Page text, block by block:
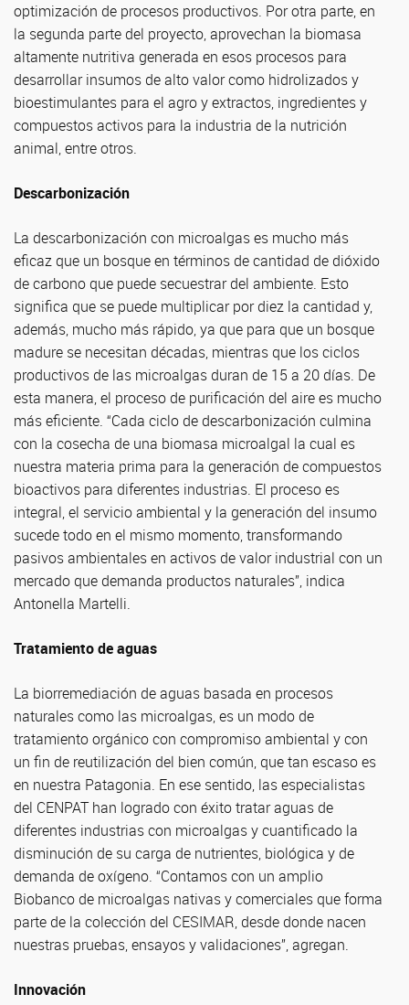
optimización de procesos productivos. Por otra parte, en
la segunda parte del proyecto, aprovechan la biomasa
altamente nutritiva generada en esos procesos para
desarrollar insumos de alto valor como hidrolizados y
bioestimulantes para el agro y extractos, ingredientes y
compuestos activos para la industria de la nutrición
animal, entre otros.
Descarbonización
La descarbonización con microalgas es mucho más
eficaz que un bosque en términos de cantidad de dióxido
de carbono que puede secuestrar del ambiente. Esto
significa que se puede multiplicar por diez la cantidad y,
además, mucho más rápido, ya que para que un bosque
madure se necesitan décadas, mientras que los ciclos
productivos de las microalgas duran de 15 a 20 días. De
esta manera, el proceso de purificación del aire es mucho
más eficiente. “Cada ciclo de descarbonización culmina
con la cosecha de una biomasa microalgal la cual es
nuestra materia prima para la generación de compuestos
bioactivos para diferentes industrias. El proceso es
integral, el servicio ambiental y la generación del insumo
sucede todo en el mismo momento, transformando
pasivos ambientales en activos de valor industrial con un
mercado que demanda productos naturales”, indica
Antonella Martelli.
Tratamiento de aguas
La biorremediación de aguas basada en procesos
naturales como las microalgas, es un modo de
tratamiento orgánico con compromiso ambiental y con
un fin de reutilización del bien común, que tan escaso es
en nuestra Patagonia. En ese sentido, las especialistas
del CENPAT han logrado con éxito tratar aguas de
diferentes industrias con microalgas y cuantificado la
disminución de su carga de nutrientes, biológica y de
demanda de oxígeno. “Contamos con un amplio
Biobanco de microalgas nativas y comerciales que forma
parte de la colección del CESIMAR, desde donde nacen
nuestras pruebas, ensayos y validaciones”, agregan.
Innovación